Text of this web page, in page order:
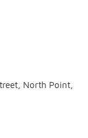
North Point,